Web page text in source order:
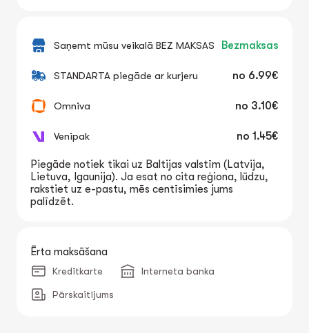
Saņemt mūsu veikalā BEZ MAKSAS Bezmaksas
STANDARTA piegāde ar kurjeru no 6.99€
Omniva no 3.10€
Venipak no 1.45€
Piegāde notiek tikai uz Baltijas valstīm (Latvija,
Lietuva, Igaunija). Ja esat no cita reģiona, lūdzu,
rakstiet uz e-pastu, mēs centīsimies jums
palīdzēt.
Ērta maksāšana
Kredītkarte Interneta banka
Pārskaitījums